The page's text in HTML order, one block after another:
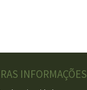
INFORMAÇÕES